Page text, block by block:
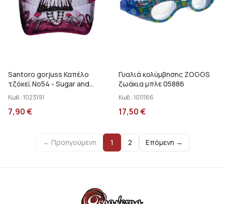
Santoro gorjuss Καπέλο
τζόκεϊ No54 - Sugar and
Spice SA01006
Κωδ.:1023191
7,90€
Γυαλιά κολύμβησης ZOGGS
ζωάκια μπλε 05886
Κωδ.:1011166
17,50€
← Προηγούμενη 1 2 Επόμενη →